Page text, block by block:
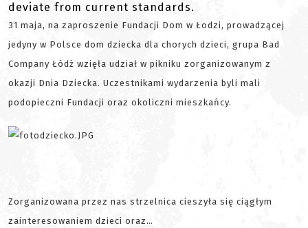
deviate from current standards.
31 maja, na zaproszenie Fundacji Dom w Łodzi, prowadzącej
jedyny w Polsce dom dziecka dla chorych dzieci, grupa Bad
Company Łódź wzięła udział w pikniku zorganizowanym z
okazji Dnia Dziecka. Uczestnikami wydarzenia byli mali
podopieczni Fundacji oraz okoliczni mieszkańcy.
Zorganizowana przez nas strzelnica cieszyła się ciągłym
zainteresowaniem dzieci oraz…